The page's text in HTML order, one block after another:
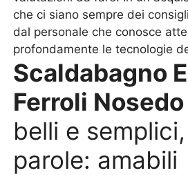
che ci siano sempre dei
dal personale che conosce
profondamente le tecnologie
Scaldabagno
Ferroli
belli e
parole: amabili